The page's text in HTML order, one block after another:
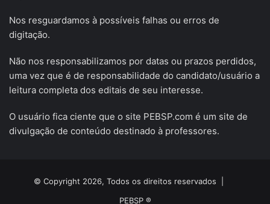
Nos resguardamos à possíveis falhas ou erros de
digitação.
Não nos responsabilizamos por datas ou prazos perdidos,
uma vez que é de responsabilidade do candidato/usuário a
leitura completa dos editais de seu interesse.
O usuário fica ciente que o site PEBSP.com é um site de
divulgação de conteúdo destinado à professores.
© Copyright 2026, Todos os direitos reservados |
PEBSP ®